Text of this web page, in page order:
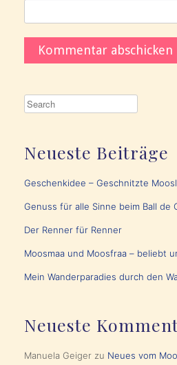
Neueste Beiträge
Geschenkidee – Geschnitzte
Genuss für alle Sinne beim Ball de
Der Renner für Renner
Moosmaa und Moosfraa – beliebt
Mein Wanderparadies durch den
Neueste
Manuela Geiger zu Neues vom